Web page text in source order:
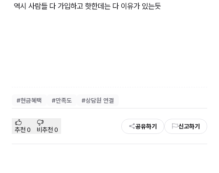
역시 사람들 다 가입하고 핫한데는 다 이유가 있는듯
#현금혜택 #만족도 #상담원 연결
추천 0 비추천 0 공유하기 신고하기